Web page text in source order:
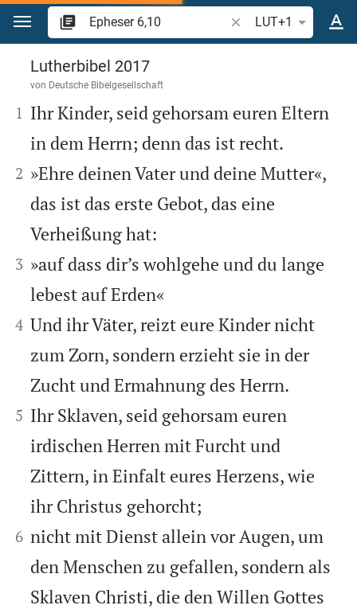
Zum Inhalt springen
Bibelstelle oder
LUT+1
Epheser 6
Lutherbibel 2017
von Deutsche Bibelgesellschaft

1 Ihr Kinder, seid gehorsam euren Eltern
in dem Herrn; denn das ist recht.


2 »Ehre deinen Vater und deine Mutter«,
das ist das erste Gebot, das eine
Verheißung hat:


3 »auf dass dir’s wohlgehe und du lange
lebest auf Erden«


4 Und ihr Väter, reizt eure Kinder nicht
zum Zorn, sondern erzieht sie in der
Zucht und Ermahnung des Herrn.


5 Ihr Sklaven, seid gehorsam euren
irdischen Herren mit Furcht und
Zittern, in Einfalt eures Herzens, wie
ihr Christus gehorcht;


6 nicht mit Dienst allein vor Augen, um
den Menschen zu gefallen, sondern als
Sklaven Christi, die den Willen Gottes
